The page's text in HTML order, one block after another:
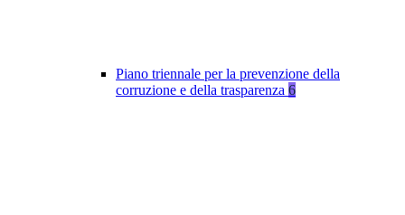
Piano triennale per la prevenzione della
corruzione e della trasparenza 6